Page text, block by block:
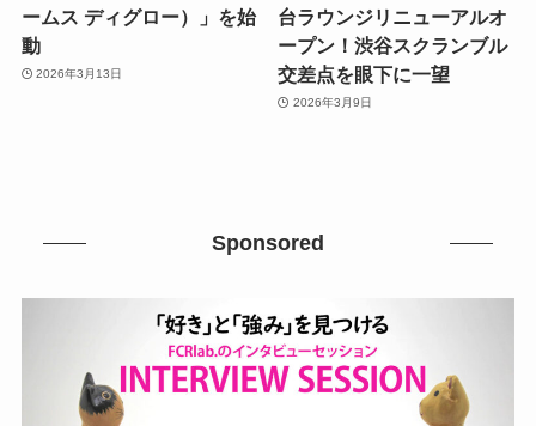
ームス ディグロー）」を始
動
2026年3月13日
台ラウンジリニューアルオ
ープン！渋谷スクランブル
交差点を眼下に一望
2026年3月9日
Sponsored